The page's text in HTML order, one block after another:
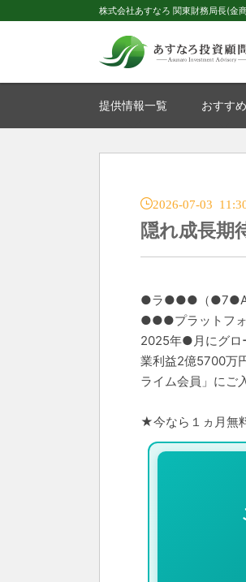
株式会社あすなろ 関東財務局長(金
提供情報一覧 おすすめ
2026-07-03
隠れ成長期
●ラ●●●（●7●A
●●●プラットフ
2025年●月にグロ
業利益2億5700万
ライム会員」にご
★今なら１ヵ月無